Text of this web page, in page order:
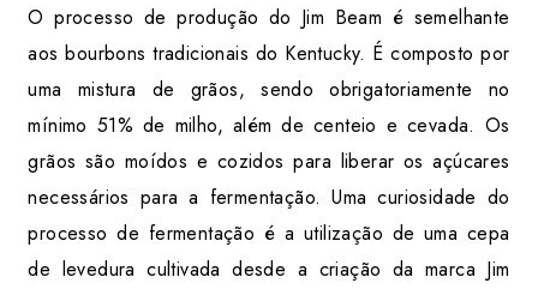
O processo de produção do Jim Beam é semelhante
aos bourbons tradicionais do Kentucky. É composto por
uma mistura de grãos, sendo obrigatoriamente no
mínimo 51% de milho, além de centeio e cevada. Os
grãos são moídos e cozidos para liberar os açúcares
necessários para a fermentação. Uma curiosidade do
processo de fermentação é a utilização de uma cepa
de levedura cultivada desde a criação da marca Jim